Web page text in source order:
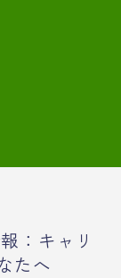
：キャリ
たへ